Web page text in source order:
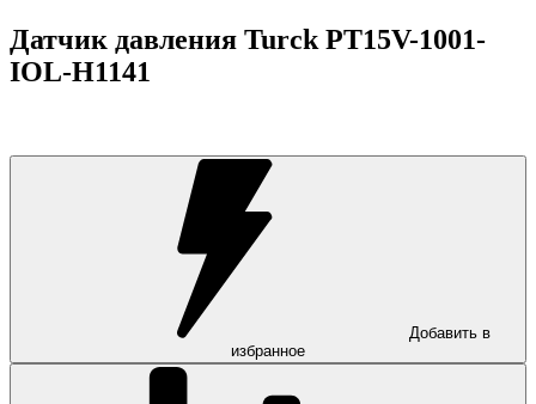
Датчик давления Turck PT15V-1001-
IOL-H1141
Добавить в
избранное